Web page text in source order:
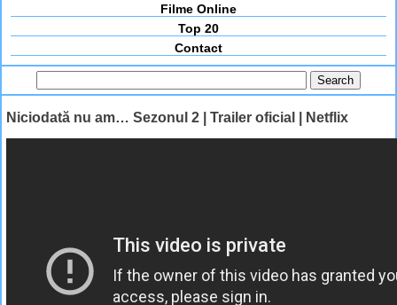
Filme Online
Top 20
Contact
Niciodată nu am… Sezonul 2 | Trailer oficial | Netflix